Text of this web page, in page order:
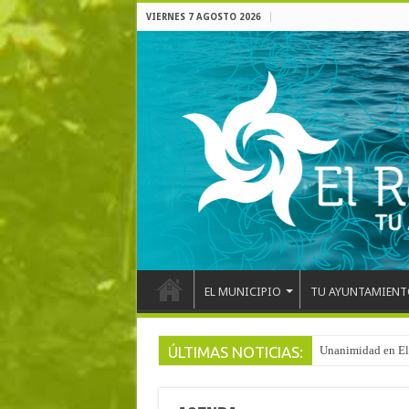
VIERNES 7 AGOSTO 2026
EL MUNICIPIO TU
ÚLTIMAS NOTICIAS: Unanimidad en
Arranca la